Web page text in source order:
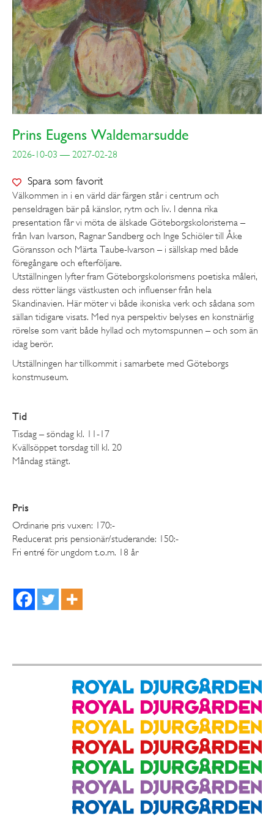
Prins Eugens Waldemarsudde
2026-10-03 — 2027-02-28
Spara som favorit
Välkommen in i en värld där färgen står i centrum och
penseldragen bär på känslor, rytm och liv. I denna rika
presentation får vi möta de älskade Göteborgskoloristerna –
från Ivan Ivarson, Ragnar Sandberg och Inge Schiöler till Åke
Göransson och Märta Taube-Ivarson – i sällskap med både
föregångare och efterföljare.
Utställningen lyfter fram Göteborgskolorismens poetiska måleri,
dess rötter längs västkusten och influenser från hela
Skandinavien. Här möter vi både ikoniska verk och sådana som
sällan tidigare visats. Med nya perspektiv belyses en konstnärlig
rörelse som varit både hyllad och mytomspunnen – och som än
idag berör.
Utställningen har tillkommit i samarbete med Göteborgs
konstmuseum.
Tid
Tisdag – söndag kl. 11-17
Kvällsöppet torsdag till kl. 20
Måndag stängt.
Pris
Ordinarie pris vuxen: 170:-
Reducerat pris pensionär/studerande: 150:-
Fri entré för ungdom t.o.m. 18 år